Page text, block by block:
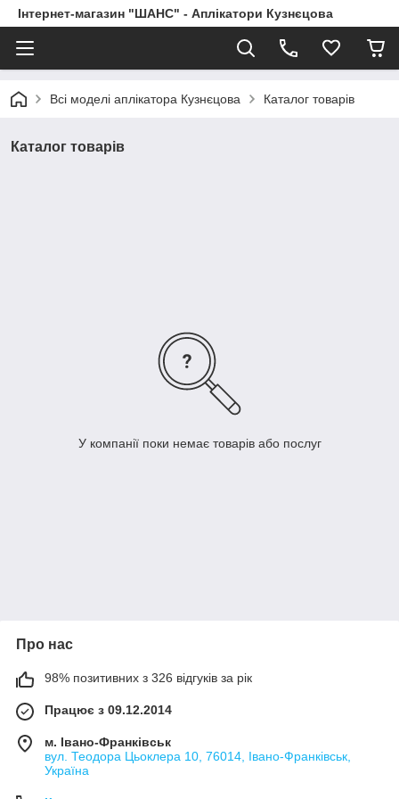
Інтернет-магазин "ШАНС" - Аплікатори Кузнєцова
Всі моделі аплікатора Кузнєцова Каталог товарів
Каталог товарів
У компанії поки немає товарів або послуг
Про нас
98% позитивних з 326 відгуків за рік
Працює з 09.12.2014
м. Івано-Франківськ
вул. Теодора Цьоклера 10, 76014, Івано-Франківськ,
Україна